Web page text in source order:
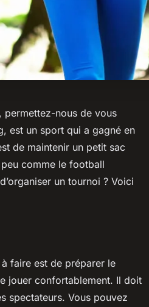
permettez-nous de vous
est un sport qui a gagné en
de maintenir un petit sac
comme le football
un tournoi ? Voici
faire est de préparer le
jouer confortablement. Il doit
spectateurs. Vous pouvez